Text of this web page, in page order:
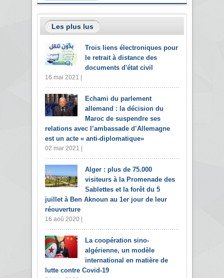
Les plus lus
Trois liens électroniques pour
le retrait à distance des
documents d'état civil
16 mai 2021 |
Echami du parlement
allemand : la décision du
Maroc de suspendre ses
relations avec l’ambassade d’Allemagne
est un acte « anti-diplomatique»
02 mar 2021 |
Alger : plus de 75.000
visiteurs à la Promenade des
Sablettes et la forêt du 5
juillet à Ben Aknoun au 1er jour de leur
réouverture
16 aoû 2020 |
La coopération sino-
algérienne, un modèle
international en matière de
lutte contre Covid-19